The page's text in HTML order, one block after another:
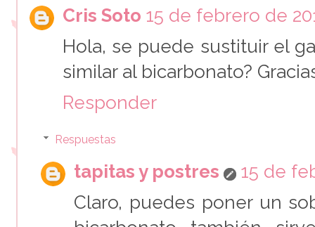
Cris Soto 15 de febrero de
Hola, se puede sustituir el
similar al bicarbonato?
Responder
Respuestas
tapitas y postres
15 de
Claro, puedes poner un